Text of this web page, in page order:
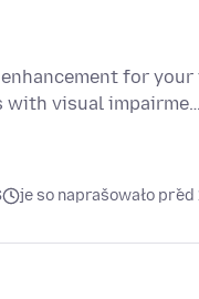
for
visual impairme…
je so naprašowało před